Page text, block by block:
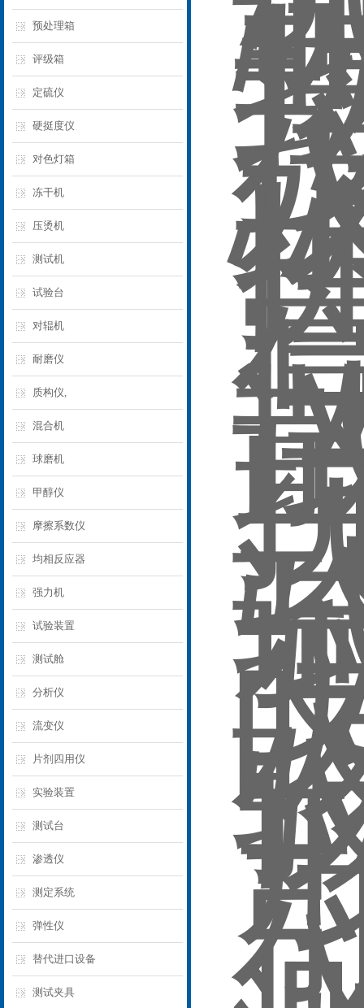
预处理箱
评级箱
定硫仪
硬挺度仪
对色灯箱
冻干机
压烫机
测试机
试验台
对辊机
耐磨仪
质构仪,
混合机
球磨机
甲醇仪
摩擦系数仪
均相反应器
强力机
试验装置
测试舱
分析仪
流变仪
片剂四用仪
实验装置
测试台
渗透仪
测定系统
弹性仪
替代进口设备
测试夹具